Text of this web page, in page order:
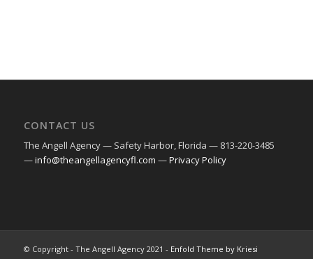
CONTACT US
The Angell Agency — Safety Harbor, Florida — 813-220-3485
—info@theangellagencyfl.com —Privacy Policy
© Copyright - The Angell Agency 2021 - Enfold Theme by Kriesi